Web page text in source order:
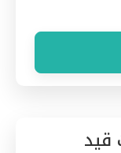
قيد